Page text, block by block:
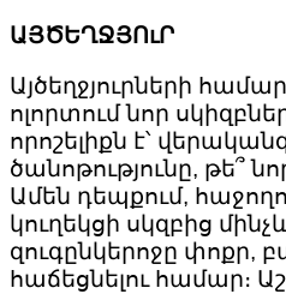
ԱՅԾԵՂՋՅՈւՐ
Այծեղջյուրների
ոլորտում նոր
որոշելիքն է՝
ծանոթությունը, թե՞
Ամեն դեպքում,
կուղեկցի սկզբից
զուգընկերոջը փոքր,
հաճեցնելու համար։